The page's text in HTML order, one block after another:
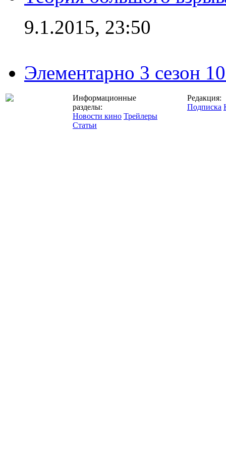
9.1.2015, 23:50
Элементарно 3 сезон
Информационные
разделы:
Новости кино Трейлеры
Статьи
Редакция:
Подписка